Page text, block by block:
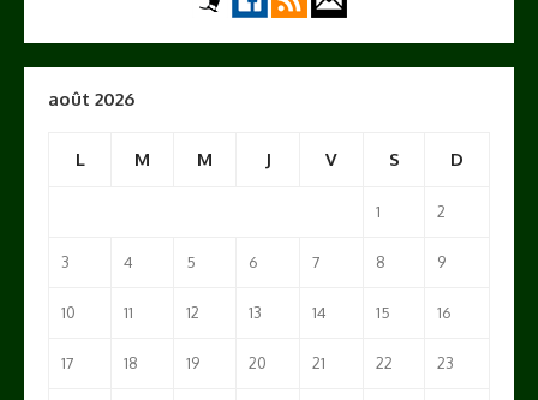
août 2026
L M M J V S D
1 2
3 4 5 6 7 8 9
10 11 12 13 14 15 16
17 18 19 20 21 22 23